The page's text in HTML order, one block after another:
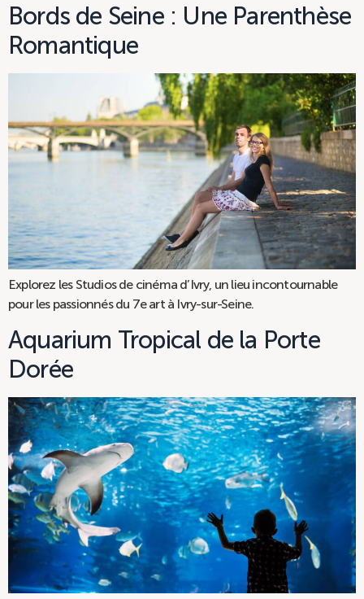
Bords de Seine : Une Parenthèse
Romantique
Explorez les Studios de cinéma d’Ivry, un lieu incontournable
pour les passionnés du 7e art à Ivry-sur-Seine.
Aquarium Tropical de la Porte
Dorée